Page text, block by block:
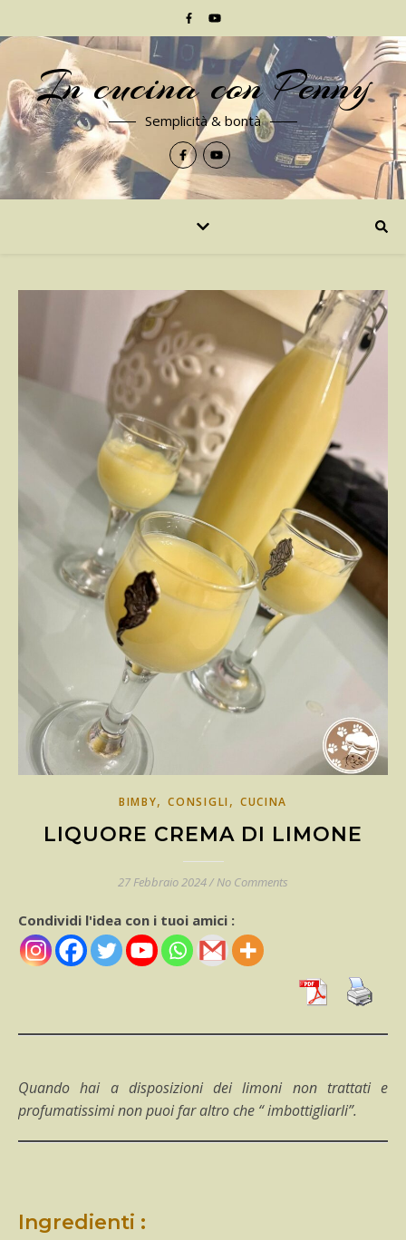
In cucina con Penny
Semplicità & bontà
BIMBY,CONSIGLI, CUCINA
LIQUORE CREMA DI LIMONE
27 Febbraio 2024/ No Comments
Condividi l'idea con i tuoi amici :
Quando hai a disposizioni dei limoni non trattati e
profumatissimi non puoi far altro che “ imbottigliarli”.
Ingredienti :